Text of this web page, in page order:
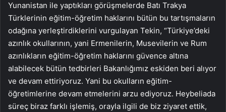
Yunanistan ile yaptıkları görüşmelerde Batı Trakya
Türklerinin eğitim-öğretim haklarını bütün bu tartışmaların
odağına yerleştirdiklerini vurgulayan Tekin, “Türkiye’deki
azınlık okullarının, yani Ermenilerin, Musevilerin ve Rum
azınlıkların eğitim-öğretim haklarını güvence altına
alabilecek bütün tedbirleri Bakanlığımız eskiden beri alıyor
ve devam ettiriyoruz. Yani bu okulların eğitim-
öğretimlerine devam etmelerini arzu ediyoruz. Heybeliada
süreç biraz farklı işlemiş, orayla ilgili de biz ziyaret ettik,